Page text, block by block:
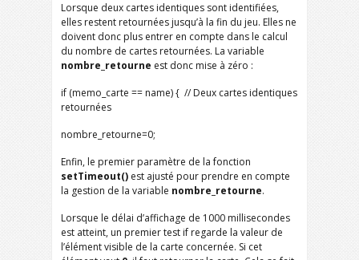
Lorsque deux cartes identiques sont identifiées,
elles restent retournées jusqu’à la fin du jeu. Elles ne
doivent donc plus entrer en compte dans le calcul
du nombre de cartes retournées. La variable
nombre_retourne est donc mise à zéro :
if (memo_carte == name) { // Deux cartes identiques
retournées
nombre_retourne=0;
Enfin, le premier paramètre de la fonction
setTimeout() est ajusté pour prendre en compte
la gestion de la variable nombre_retourne.
Lorsque le délai d’affichage de 1000 millisecondes
est atteint, un premier test if regarde la valeur de
l’élément visible de la carte concernée. Si cet